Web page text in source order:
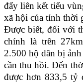
đẩy liên kết tiểu
xã hội của tỉnh thời
Được biết, đối với
chính là trên
2.500 hộ dân bị
cần thu hồi. Đến
được hơn 833,5 tỷ